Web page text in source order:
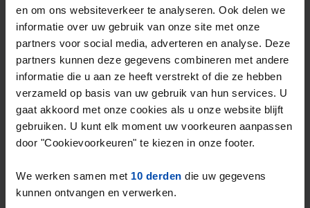
en om ons websiteverkeer te analyseren. Ook delen we
informatie over uw gebruik van onze site met onze
partners voor social media, adverteren en analyse. Deze
partners kunnen deze gegevens combineren met andere
informatie die u aan ze heeft verstrekt of die ze hebben
verzameld op basis van uw gebruik van hun services. U
gaat akkoord met onze cookies als u onze website blijft
gebruiken. U kunt elk moment uw voorkeuren aanpassen
door "Cookievoorkeuren" te kiezen in onze footer.
We werken samen met 10 derden die uw gegevens
kunnen ontvangen en verwerken.
Sint Odulphusstraat